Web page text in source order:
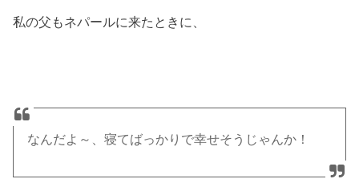
私の父もネパールに来たときに、
なんだよ～、寝てばっかりで幸せそうじゃんか！